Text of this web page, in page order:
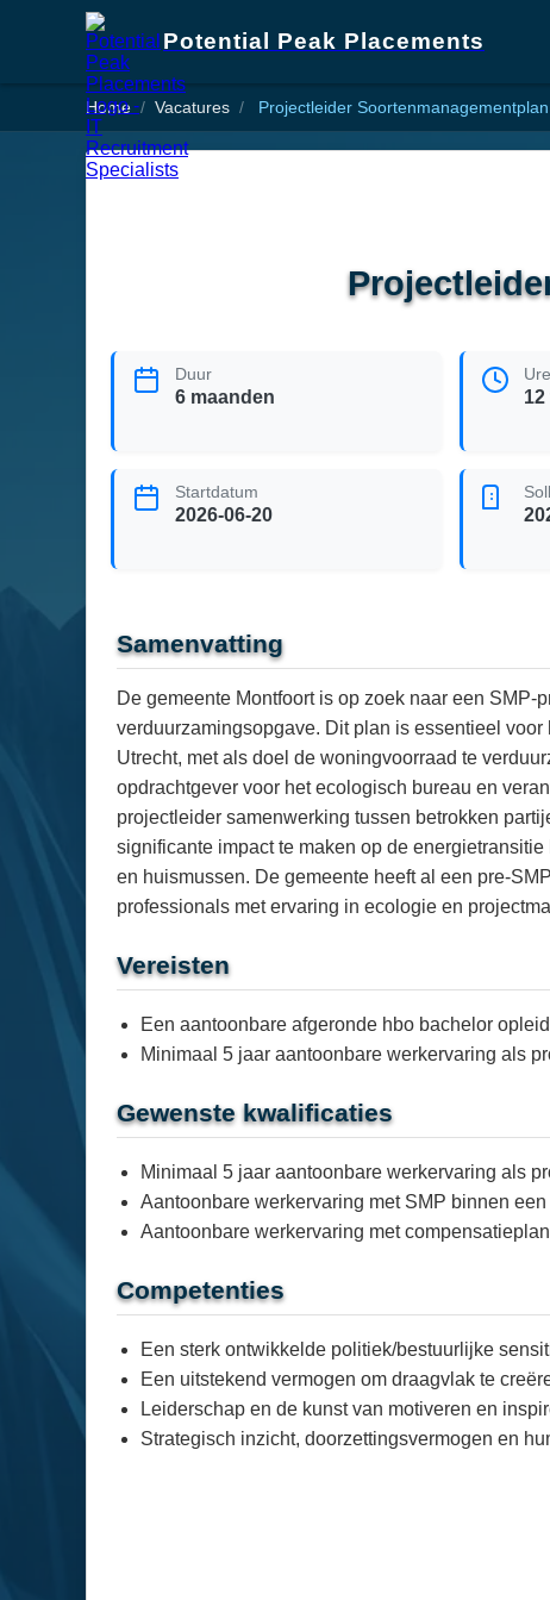
Potential Peak Placements
Home Vacatures Projectleider
Duur
6 maanden
Startdatum
2026-06-20
Samenvatting
De gemeente Montfoort is op zoek naar een
verduurzamingsopgave. Dit plan is essentieel
Utrecht, met als doel de woningvoorraad te
opdrachtgever voor het ecologisch bureau en
projectleider samenwerking tussen betrokken
significante impact te maken op de
en huismussen. De gemeente heeft al een pre-
professionals met ervaring in ecologie en
Vereisten
Een aantoonbare afgeronde hbo bachelor
Minimaal 5 jaar aantoonbare werkervaring als
Gewenste kwalificaties
Minimaal 5 jaar aantoonbare werkervaring als
Aantoonbare werkervaring met SMP binnen een
Aantoonbare werkervaring met
Competenties
Een sterk ontwikkelde politiek/bestuurlijke
Een uitstekend vermogen om draagvlak te
Leiderschap en de kunst van motiveren en
Strategisch inzicht, doorzettingsvermogen en